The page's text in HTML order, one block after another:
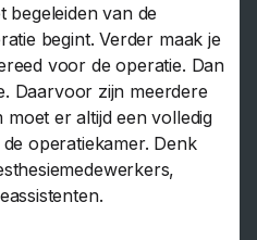
van de
begint. Verder maak je
voor de operatie. Dan
Daarvoor zijn meerdere
er altijd een volledig
operatiekamer. Denk